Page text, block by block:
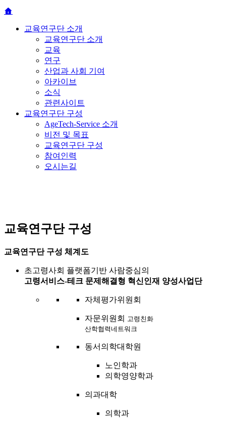
교육연구단 소개
교육연구단 소개
교육
연구
산업과 사회 기여
아카이브
소식
관련사이트
교육연구단 구성
AgeTech-Service 소개
비전 및 목표
교육연구단 구성
참여인력
오시는길
교육연구단 구성
교육연구단 구성 체계도
초고령사회 플랫폼기반 사람중심의
고령서비스-테크 문제해결형 혁신인재 양성사업단
자체평가위원회
자문위원회
고령친화
산학협력네트워크
동서의학대학원
노인학과
의학영양학과
의과대학
의학과